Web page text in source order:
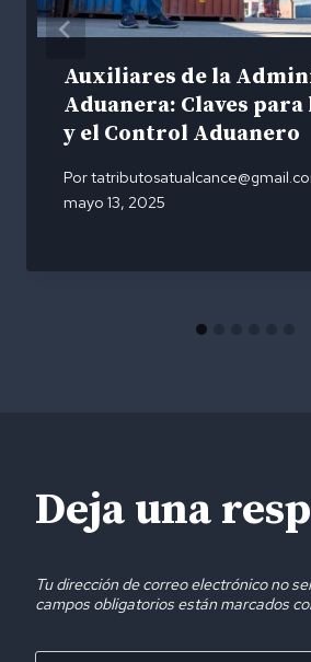
Auxiliares de la
Aduanera: Claves para
y el Control Aduanero
Por
mayo 13, 2025
Deja una
Tu dirección de correo electrónico no
campos obligatorios están marcados